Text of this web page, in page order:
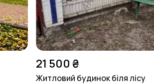
21 500 ₴
Житловий будинок біля лісу